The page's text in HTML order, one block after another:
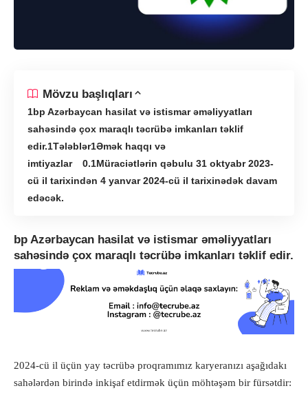
Mövzu başlıqları
bp Azərbaycan hasilat və istismar əməliyyatları
sahəsində çox maraqlı təcrübə imkanları təklif
edir. Tələblər Əmək haqqı və
imtiyazlar
Müraciətlərin qəbulu 31 oktyabr 2023-
cü il tarixindən 4 yanvar 2024-cü il tarixinədək davam
edəcək.
bp Azərbaycan hasilat və istismar əməliyyatları
sahəsində çox maraqlı təcrübə imkanları təklif edir.
2024-cü il üçün yay təcrübə proqramımız karyeranızı aşağıdakı
sahələrdən birində inkişaf etdirmək üçün möhtəşəm bir fürsətdir: